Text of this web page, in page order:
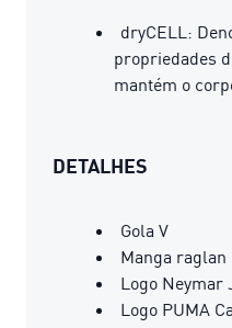
dryCELL:
propriedades
mantém o
DETALHES
Gola V
Manga raglan
Logo Neymar
Logo PUMA